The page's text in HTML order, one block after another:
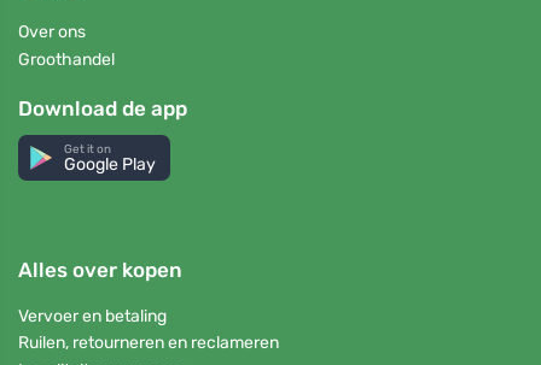
Over ons
Groothandel
Download de app
Get it on
Google Play
Alles over kopen
Vervoer en betaling
Ruilen, retourneren en reclameren